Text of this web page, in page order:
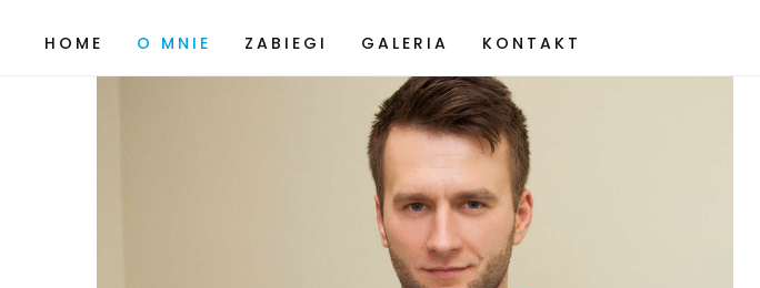
HOME O MNIE ZABIEGI GALERIA KONTAKT